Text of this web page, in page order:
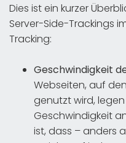
Dies ist ein kurzer
Server-Side-Trackings
Tracking:
Geschwindigkeit
Webseiten, auf
genutzt wird,
Geschwindigkeit
ist, dass – anders